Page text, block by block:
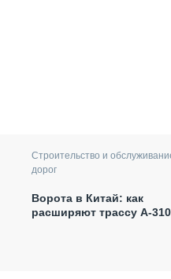
Строительство и
дорог
Ворота в Китай: как
расширяют трассу А-310